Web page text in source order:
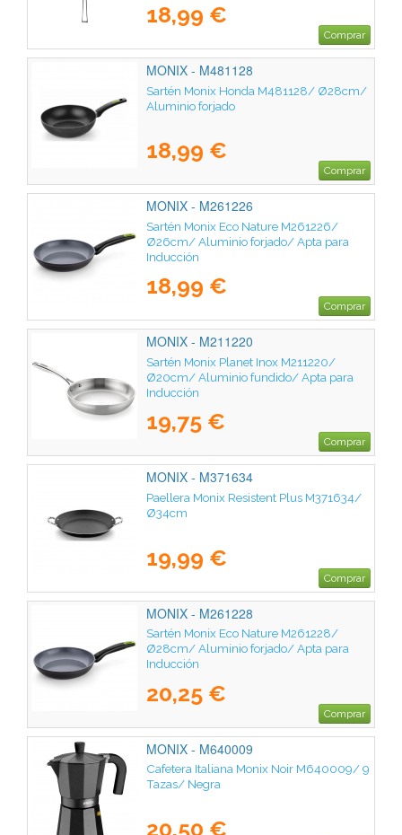
18,99 €
Comprar
MONIX - M481128
Sartén Monix Honda M481128/ Ø28cm/
Aluminio forjado
18,99 €
Comprar
MONIX - M261226
Sartén Monix Eco Nature M261226/
Ø26cm/ Aluminio forjado/ Apta para
Inducción
18,99 €
Comprar
MONIX - M211220
Sartén Monix Planet Inox M211220/
Ø20cm/ Aluminio fundido/ Apta para
Inducción
19,75 €
Comprar
MONIX - M371634
Paellera Monix Resistent Plus M371634/
Ø34cm
19,99 €
Comprar
MONIX - M261228
Sartén Monix Eco Nature M261228/
Ø28cm/ Aluminio forjado/ Apta para
Inducción
20,25 €
Comprar
MONIX - M640009
Cafetera Italiana Monix Noir M640009/ 9
Tazas/ Negra
20,50 €